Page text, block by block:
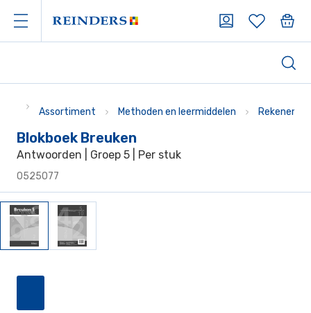
Assortiment Methoden en leermiddelen Rekenen
Blokboek Breuken
Antwoorden | Groep 5 | Per stuk
0525077